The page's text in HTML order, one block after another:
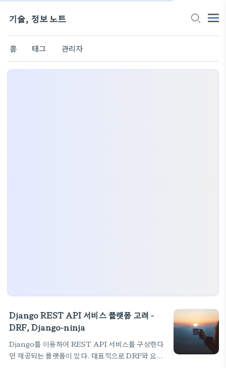
기술, 정보 노트
홈 태그 관리자
Django REST API 서비스 플랫폼 고려 -
DRF, Django-ninja
Django를 이용하여 REST API 서비스를 구상한다
면 제공되는 플랫폼이 있다. 대표적으로 DRF와 요즘